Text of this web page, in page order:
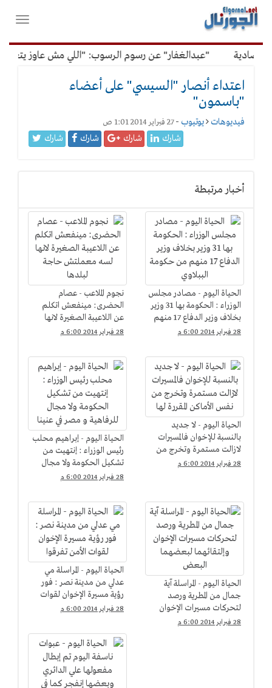
القائمة
الرئيسية
فتح
"عبدالغفار" عن رسوم الرسوب: "اللي مش عاوز يتعلم
اعتداء أنصار "السيسي" على أعضاء
"باسمون"
فيديوهات يوتيوب -27 فبراير 2014 1:01 ص
شارك شارك شارك شارك
أخبار مرتبطة
الحياة اليوم - مصادر مجلس
الوزراء : الحكومة بها 31 وزير
بخلاف وزير الدفاع 17 منهم
من حكومة الببلاوي
28 فبراير 2014 6:00 م
نجوم الملاعب - عصام
الحضرى: مينفعش اتكلم
عن اللاعيبة الصغيرة لانها
لسه معملتش حاجة لبلدها
28 فبراير 2014 6:00 م
الحياة اليوم - لا جديد
بالنسبة للإخوان فالمسيرات
لازالت مستمرة وتخرج من
نفس الأماكن المقررة لها
28 فبراير 2014 6:00 م
الحياة اليوم - إبراهيم محلب
رئيس الوزراء : إنتهيت من
تشكيل الحكومة ولا مجال
للرفاهية و مصر في عنينا
28 فبراير 2014 6:00 م
الحياة اليوم - المراسلة آية
جمال من المطرية ورصد
لتحركات مسيرات الإخوان
وإلتقائهما لبعضهما البعض
28 فبراير 2014 6:00 م
الحياة اليوم - المراسلة مي
عدلي من مدينة نصر : فور
رؤية مسيرة الإخوان لقوات
الأمن تفرقوا
28 فبراير 2014 6:00 م